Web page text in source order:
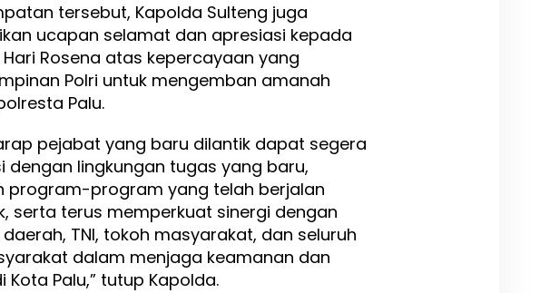
tersebut, Kapolda Sulteng juga
ucapan selamat dan apresiasi kepada
Hari Rosena atas kepercayaan yang
Polri untuk mengemban amanah
Palu.
pejabat yang baru dilantik dapat segera
dengan lingkungan tugas yang baru,
program-program yang telah berjalan
serta terus memperkuat sinergi dengan
TNI, tokoh masyarakat, dan seluruh
dalam menjaga keamanan dan
Kota Palu,” tutup Kapolda.